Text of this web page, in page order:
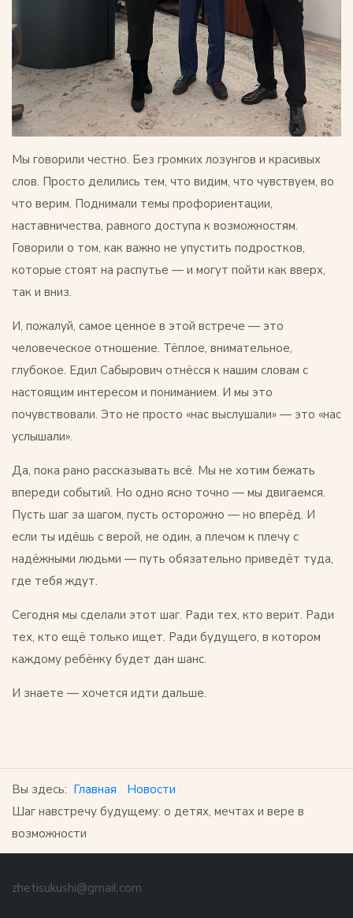
Мы говорили честно. Без громких лозунгов и красивых
слов. Просто делились тем, что видим, что чувствуем, во
что верим. Поднимали темы профориентации,
наставничества, равного доступа к возможностям.
Говорили о том, как важно не упустить подростков,
которые стоят на распутье — и могут пойти как вверх,
так и вниз.
И, пожалуй, самое ценное в этой встрече — это
человеческое отношение. Тёплое, внимательное,
глубокое. Едил Сабырович отнёсся к нашим словам с
настоящим интересом и пониманием. И мы это
почувствовали. Это не просто «нас выслушали» — это «нас
услышали».
Да, пока рано рассказывать всё. Мы не хотим бежать
впереди событий. Но одно ясно точно — мы двигаемся.
Пусть шаг за шагом, пусть осторожно — но вперёд. И
если ты идёшь с верой, не один, а плечом к плечу с
надёжными людьми — путь обязательно приведёт туда,
где тебя ждут.
Сегодня мы сделали этот шаг. Ради тех, кто верит. Ради
тех, кто ещё только ищет. Ради будущего, в котором
каждому ребёнку будет дан шанс.
И знаете — хочется идти дальше.
Вы здесь: Главная
Новости
Шаг навстречу будущему: о детях, мечтах и вере в
возможности
zhetisukushi@gmail.com